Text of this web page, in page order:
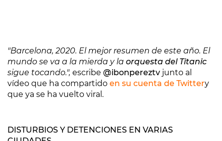
"Barcelona, 2020. El mejor resumen de este año. El
mundo se va a la mierda y la orquesta del Titanic
sigue tocando.", escribe @ibonpereztv junto al
vídeo que ha compartido en su cuenta de Twittery
que ya se ha vuelto viral.
DISTURBIOS Y DETENCIONES EN VARIAS